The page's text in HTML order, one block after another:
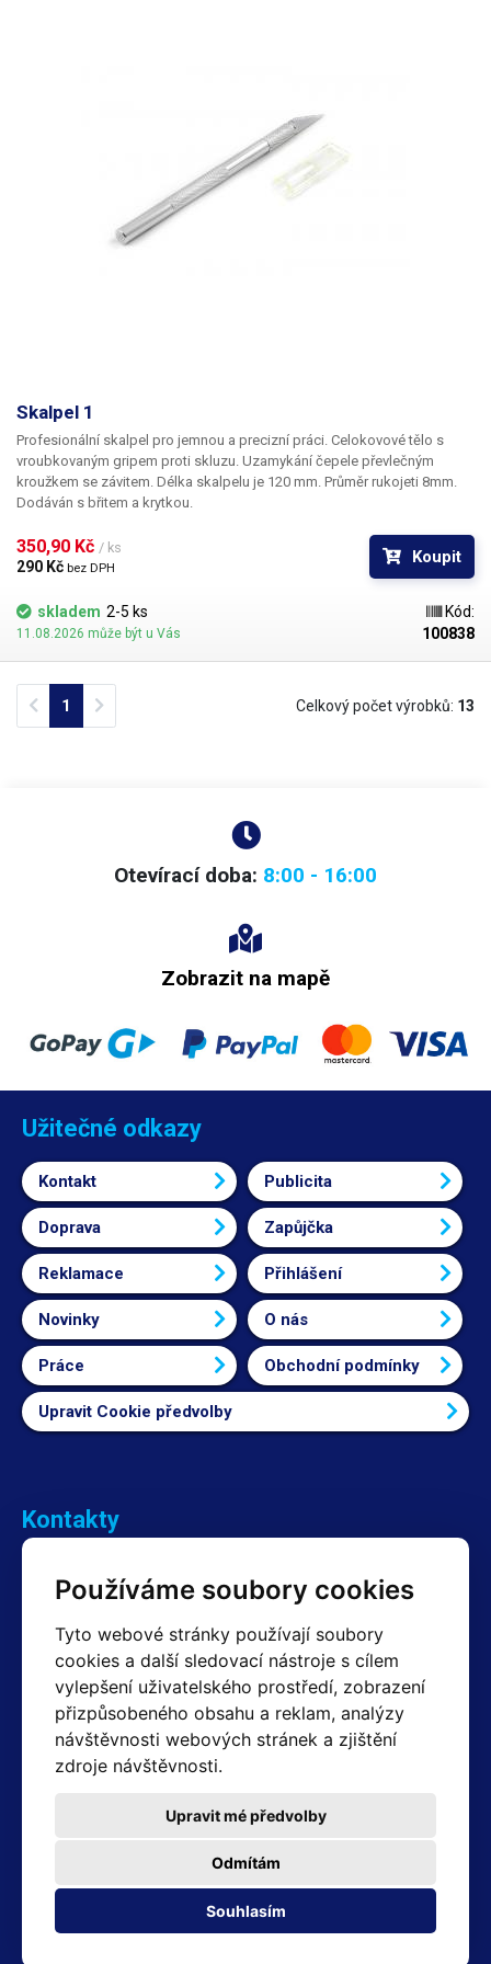
Používáme soubory cookies
Tyto webové stránky používají soubory
cookies a další sledovací nástroje s cílem
vylepšení uživatelského prostředí, zobrazení
přizpůsobeného obsahu a reklam, analýzy
návštěvnosti webových stránek a zjištění
zdroje návštěvnosti.
Souhlasím
Odmítám
Upravit mé předvolby
Skalpel 1
Profesionální skalpel pro jemnou a precizní práci. Celokovové tělo s
vroubkovaným gripem proti skluzu. Uzamykání čepele převlečným
kroužkem se závitem. Délka skalpelu je 120 mm. Průměr rukojeti 8mm.
Dodáván s břitem a krytkou.
350,90 Kč / ks
290 Kč bez DPH
Koupit
skladem 2-5 ks
11.08.2026 může být u Vás
Kód:
100838
Previous
1 Celkový počet výrobků: 13
Otevírací doba: 8:00 - 16:00
Zobrazit na mapě
Užitečné odkazy
Kontakt Publicita
Doprava Zapůjčka
Reklamace Přihlášení
Novinky O nás
Práce Obchodní podmínky
Upravit Cookie předvolby
Kontakty
+420 603 357 606 +420 605 234 204
Fakturační a expediční oddělení
+420 605 259 759 (Po–Pá: 7:30 – 15:00)
Technické oddělení
+420 603 355 085 (Po–Pá: 8:00 – 16:00)
servis@hotair.cz
Platba jen v hotovosti
Adresa prodejny